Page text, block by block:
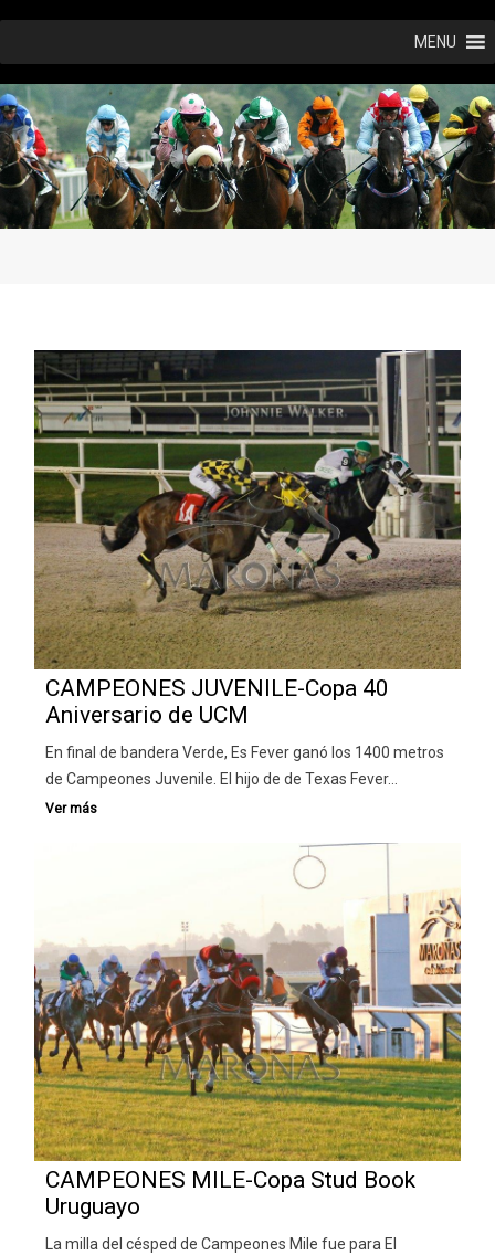
Ir
al
contenido
MENU
CAMPEONES JUVENILE-Copa 40
Aniversario de UCM
En final de bandera Verde, Es Fever ganó los 1400 metros
de Campeones Juvenile. El hijo de de Texas Fever…
CAMPEONES MILE-Copa Stud Book
Uruguayo
La milla del césped de Campeones Mile fue para El